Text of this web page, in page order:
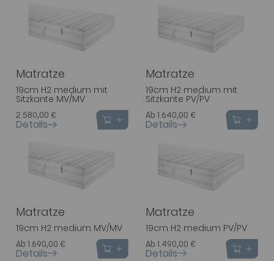
Matratze
19cm H2 medium mit
Sitzkante MV/MV
2.580,00 €
Details
Matratze
19cm H2 medium mit
Sitzkante PV/PV
Ab 1.640,00 €
Details
Matratze
19cm H2 medium MV/MV
Ab 1.690,00 €
Details
Matratze
19cm H2 medium PV/PV
Ab 1.490,00 €
Details